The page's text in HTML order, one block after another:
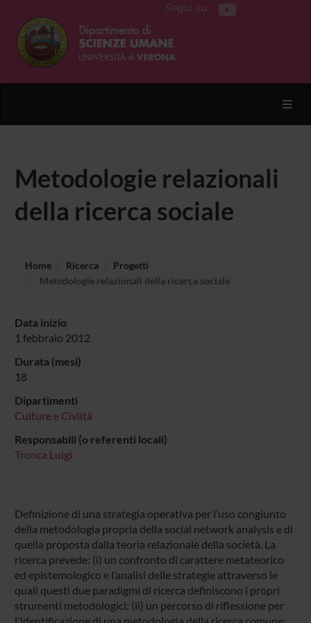
Segui su
Metodologie relazionali
della ricerca sociale
Home Ricerca
Progetti
Metodologie relazionali della ricerca sociale
Data inizio
1 febbraio 2012
Durata (mesi)
18
Dipartimenti
Culture e Civiltà
Responsabili (o referenti locali)
Tronca Luigi
Definizione di una strategia operativa per l’uso congiunto
della metodologia propria della social network analysis e di
quella proposta dalla teoria relazionale della società. La
ricerca prevede: (i) un confronto di carattere metateorico
ed epistemologico e l’analisi delle strategie attraverso le
quali questi due paradigmi di ricerca definiscono i propri
strumenti metodologici; (ii) un percorso di riflessione per